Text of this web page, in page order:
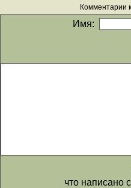
Комментарии
Имя:
что написано